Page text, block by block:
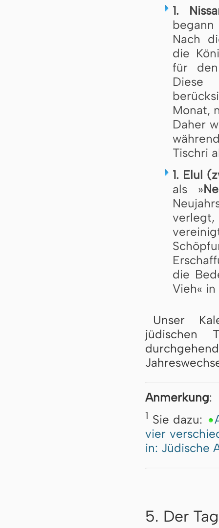
1.
begann
Nach
die
für
Monat,
Daher
Tischri
1. Elul
als »
die
Vieh«
Unser
jüdischen
Anmerkung:
1 Sie dazu:
vier
in: Jüdische
5. Der